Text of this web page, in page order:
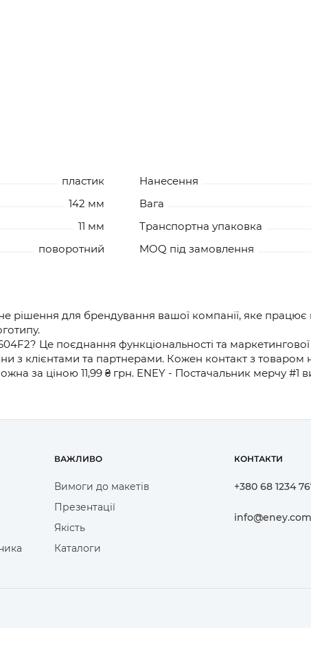
пластик
142 мм
11 мм
поворотний
Нанесення
Вага
Транспортна упаковка
MOQ під замовлення
рішення для брендування вашої компанії, яке працює
Це поєднання функціональності та
з клієнтами та партнерами. Кожен контакт з
за ціною 11,99 ₴ грн. ENEY - Постачальник мерчу #1
ВАЖЛИВО
Вимоги до макетів
Презентації
Якість
Каталоги
КОНТАКТИ
+380 68 1234